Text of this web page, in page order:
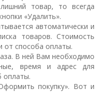
товар, то всегда
«Удалить».
автоматически и
товаров. Стоимость
от способа оплаты.
В ней Вам необходимо
время и адрес для
оплаты.
покупку». Вот и